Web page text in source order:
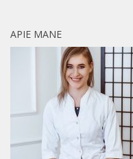
APIE MANE